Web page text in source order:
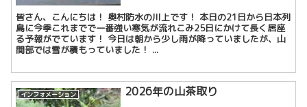
皆さん、こんにちは！ 奥村防水の川上です！ 本日の21日から日本列
島に今季これまでで一番強い寒気が流れこみ25日にかけて長く居座
る予報がでています！ 今日は朝から少し雨が降っていましたが、山
間部では雪が積もっていました！ ...
インフォメーション 2026年の山茶取り